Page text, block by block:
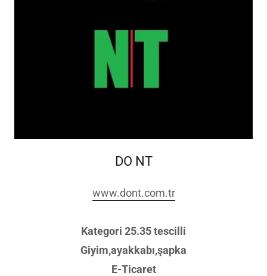
DO NT
www.dont.com.tr
Kategori 25.35 tescilli
Giyim,ayakkabı,şapka
E-Ticaret